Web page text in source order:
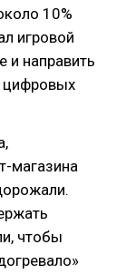
10%
игровой
и направить
цифровых
магазина
чтобы